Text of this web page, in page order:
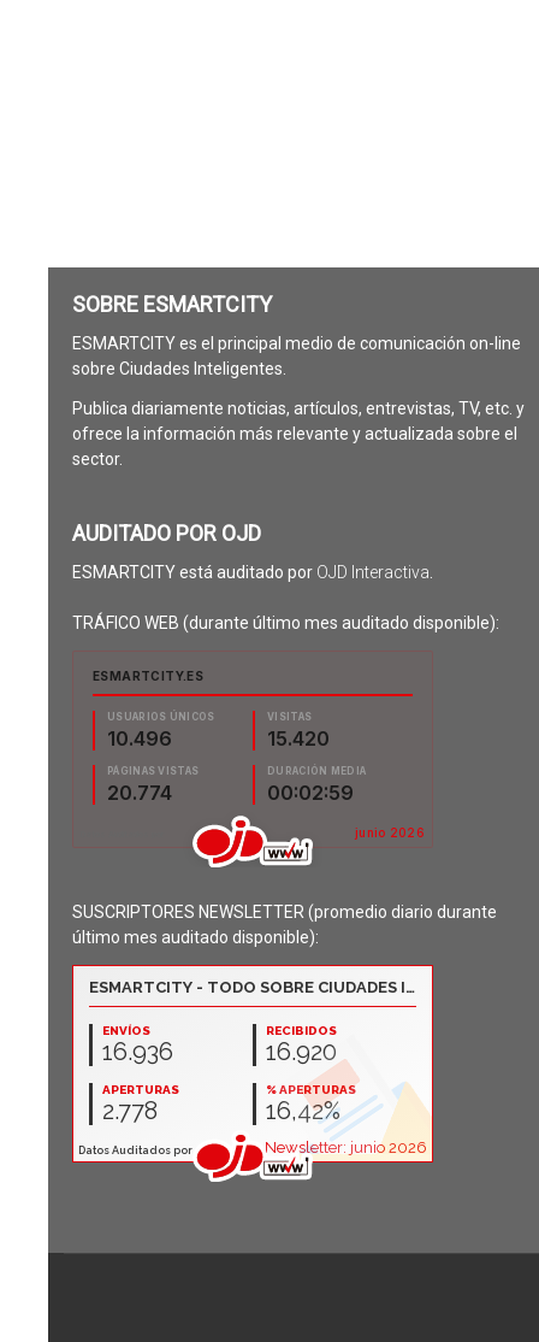
SOBRE ESMARTCITY
ESMARTCITY es el principal medio de comunicación on-line
sobre Ciudades Inteligentes.
Publica diariamente noticias, artículos, entrevistas, TV, etc. y
ofrece la información más relevante y actualizada sobre el
sector.
AUDITADO POR OJD
ESMARTCITY está auditado por OJD Interactiva
TRÁFICO WEB (durante último mes auditado disponible):
SUSCRIPTORES NEWSLETTER (promedio diario durante
último mes auditado disponible):